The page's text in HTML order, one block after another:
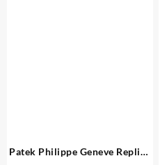
Patek Philippe Geneve Replica